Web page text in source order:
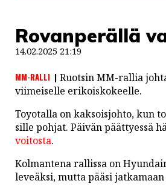
Rovanperällä
14.02.2025 21:19
MM-RALLI Ruotsin MM-rallia
viimeiselle erikoiskokeelle.
Toyotalla on kaksoisjohto, kun
sille pohjat. Päivän päättyessä
voitosta.
Kolmantena rallissa on
leveäksi, mutta pääsi
LINTU VAI KALA
46 DENTON ROAD
VIDEOT
PODCASTIT
KOLUMNIT